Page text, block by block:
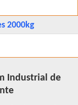
2000kg
Industrial de